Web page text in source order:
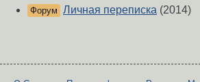
Форум Личная переписка (2014)